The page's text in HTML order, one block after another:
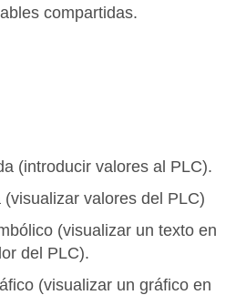
compartidas.
(introducir valores al PLC).
valores del PLC)
(visualizar un texto en
del PLC).
(visualizar un gráfico en